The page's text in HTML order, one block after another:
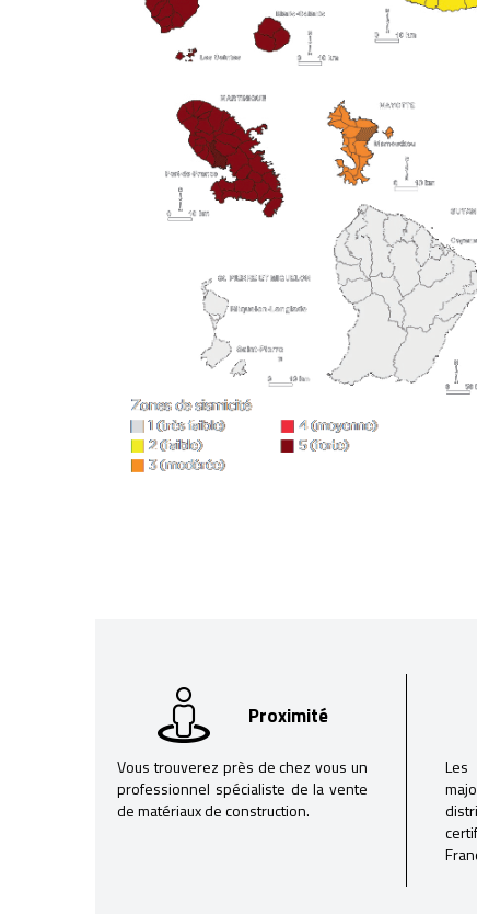
Proximité
Vous trouverez près de chez vous un
professionnel spécialiste de la vente
de matériaux de construction.
Les